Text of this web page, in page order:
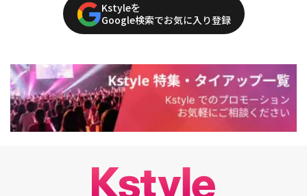
Kstyleを
Google検索でお気に入り登録